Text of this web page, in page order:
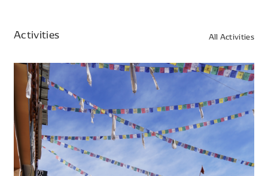
Activities All Activities